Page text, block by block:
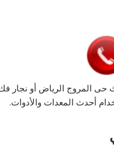
حى المروج الرياض أو نجار
أحدث المعدات والأدوات.